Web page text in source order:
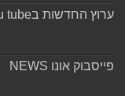
ערוץ החדשות בyou tube
פייסבוק אונו NEWS